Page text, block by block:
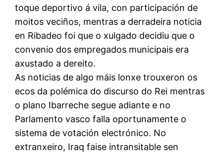
toque deportivo á vila, con participación de
moitos veciños, mentras a derradeira noticia
en Ribadeo foi que o xulgado decidiu que o
convenio dos empregados municipais era
axustado a dereito.
As noticias de algo máis lonxe trouxeron os
ecos da polémica do discurso do Rei mentras
o plano Ibarreche segue adiante e no
Parlamento vasco falla oportunamente o
sistema de votación electrónico. No
extranxeiro, Iraq faise intransitable sen